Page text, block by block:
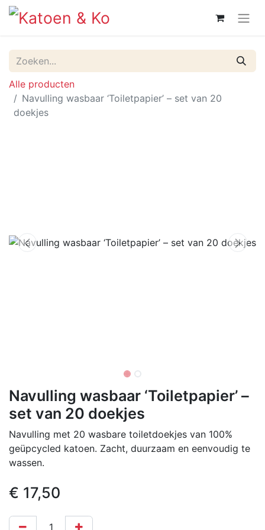
Alle producten
Navulling wasbaar ‘Toiletpapier’ – set van 20
doekjes
Navulling wasbaar ‘Toiletpapier’ –
set van 20 doekjes
Navulling met 20 wasbare toiletdoekjes van 100%
geüpcycled katoen. Zacht, duurzaam en eenvoudig te
wassen.
€ 17,50